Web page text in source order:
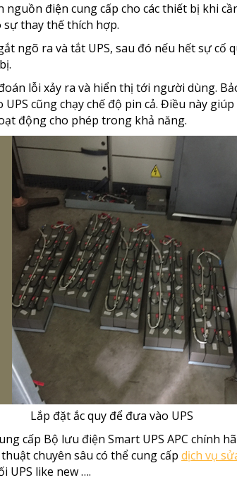
điện cung cấp cho các thiết bị khi
sự thay thế thích hợp.
ngõ ra và tắt UPS, sau đó nếu hết sự
lỗi xảy ra và hiển thị tới người dùng.
cũng chạy chế độ pin cả. Điều này
động cho phép trong khả năng.
ắc quy để đưa vào UPS
cấp Bộ lưu điện Smart UPS APC chính
chuyên sâu có thể cung cấp dịch vụ
UPS like new ….